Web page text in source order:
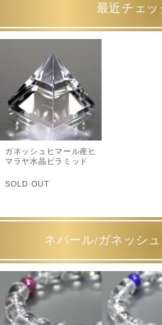
最近チェ
ガネッシュヒマール産ヒ
マラヤ水晶ピラミッド
SOLD OUT
ネパール/ガネッシ